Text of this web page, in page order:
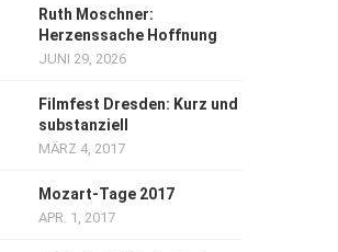
Ruth Moschner:
Herzenssache Hoffnung
JUNI 29, 2026
Filmfest Dresden: Kurz und
substanziell
MÄRZ 4, 2017
Mozart-Tage 2017
APR. 1, 2017